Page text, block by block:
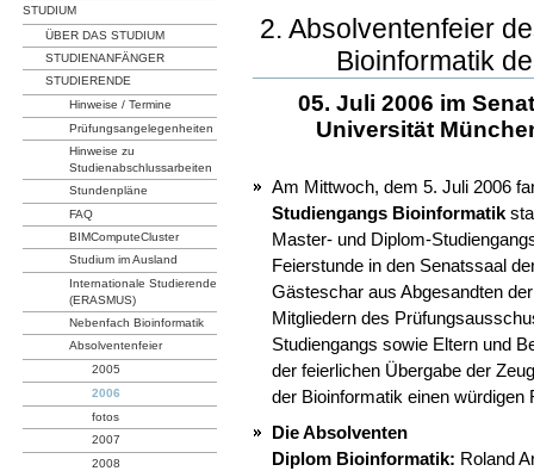
STUDIUM
ÜBER DAS STUDIUM
STUDIENANFÄNGER
STUDIERENDE
Hinweise / Termine
Prüfungsangelegenheiten
Hinweise zu
Studienabschlussarbeiten
Stundenpläne
FAQ
BIMComputeCluster
Studium im Ausland
Internationale Studierende
(ERASMUS)
Nebenfach Bioinformatik
Absolventenfeier
2005
2006
fotos
2007
2008
2. Absolventenfeier
Bioinformatik
05. Juli 2006 im
Universität
Am Mittwoch, dem 5. Juli 2006
Studiengangs Bioinformatik
Master- und Diplom-
Feierstunde in den Senatssaal
Gästeschar aus Abgesandten
Mitgliedern des
Studiengangs sowie Eltern und
der feierlichen Übergabe der
der Bioinformatik einen würdigen
Die Absolventen
Diplom Bioinformatik: Roland